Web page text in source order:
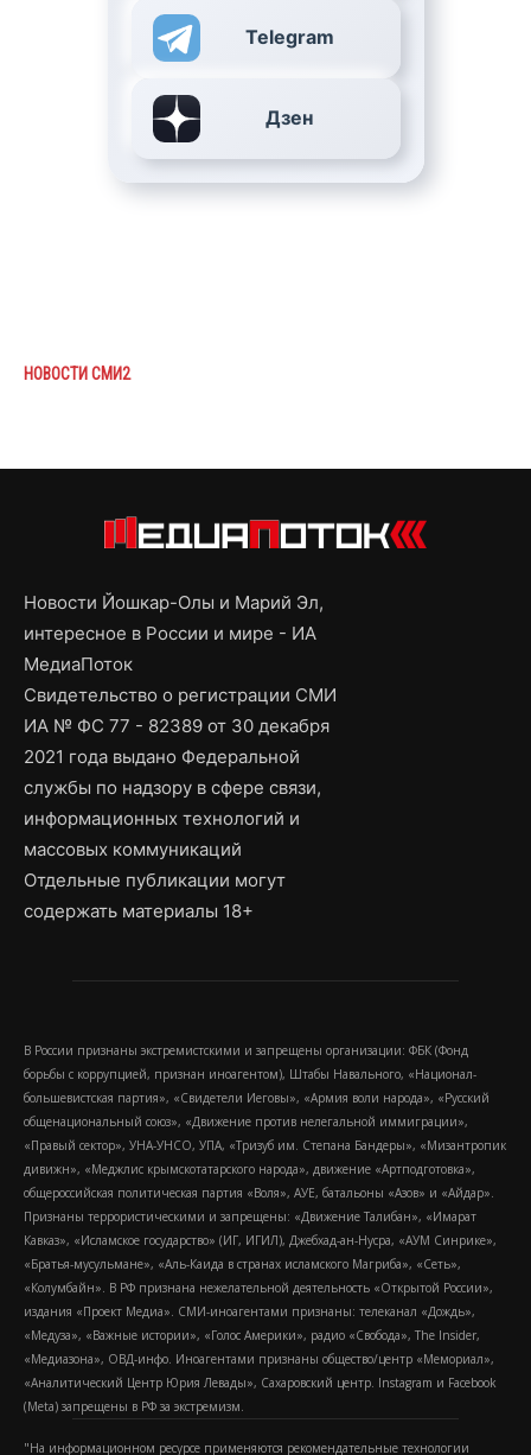
Telegram
Дзен
НОВОСТИ СМИ2
Новости Йошкар-Олы и Марий Эл,
интересное в России и мире - ИА
МедиаПоток
Свидетельство о регистрации СМИ
ИА № ФС 77 - 82389 от 30 декабря
2021 года выдано Федеральной
службы по надзору в сфере связи,
информационных технологий и
массовых коммуникаций
Отдельные публикации могут
содержать материалы 18+
В России признаны экстремистскими и запрещены организации: ФБК (Фонд
борьбы с коррупцией, признан иноагентом), Штабы Навального, «Национал-
большевистская партия», «Свидетели Иеговы», «Армия воли народа», «Русский
общенациональный союз», «Движение против нелегальной иммиграции»,
«Правый сектор», УНА-УНСО, УПА, «Тризуб им. Степана Бандеры», «Мизантропик
дивижн», «Меджлис крымскотатарского народа», движение «Артподготовка»,
общероссийская политическая партия «Воля», АУЕ, батальоны «Азов» и «Айдар».
Признаны террористическими и запрещены: «Движение Талибан», «Имарат
Кавказ», «Исламское государство» (ИГ, ИГИЛ), Джебхад-ан-Нусра, «АУМ Синрике»,
«Братья-мусульмане», «Аль-Каида в странах исламского Магриба», «Сеть»,
«Колумбайн». В РФ признана нежелательной деятельность «Открытой России»,
издания «Проект Медиа». СМИ-иноагентами признаны: телеканал «Дождь»,
«Медуза», «Важные истории», «Голос Америки», радио «Свобода», The Insider,
«Медиазона», ОВД-инфо. Иноагентами признаны общество/центр «Мемориал»,
«Аналитический Центр Юрия Левады», Сахаровский центр. Instagram и Facebook
(Metа) запрещены в РФ за экстремизм.
"На информационном ресурсе применяются рекомендательные технологии